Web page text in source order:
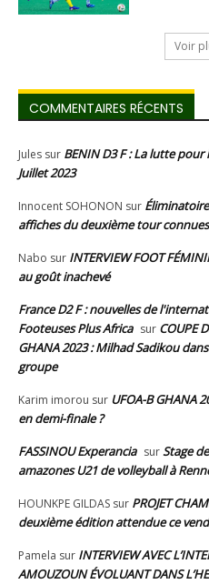
Voir
COMMENTAIRES RÉCENTS
Jules sur BENIN D3 F : La lutte
Juillet 2023
Innocent SOHONON sur
affiches du deuxième tour connues
Nabo sur INTERVIEW FOOT
au goût inachevé
France D2 F : nouvelles de
Footeuses Plus Africa sur COUPE
GHANA 2023 : Milhad Sadikou
groupe
Karim imorou sur UFOA-B GHANA
en demi-finale ?
FASSINOU Experancia surStage
amazones U21 de volleyball à
HOUNKPE GILDAS sur PROJET
deuxième édition attendue ce
Pamela sur INTERVIEW AVEC
AMOUZOUN ÉVOLUANT DANS